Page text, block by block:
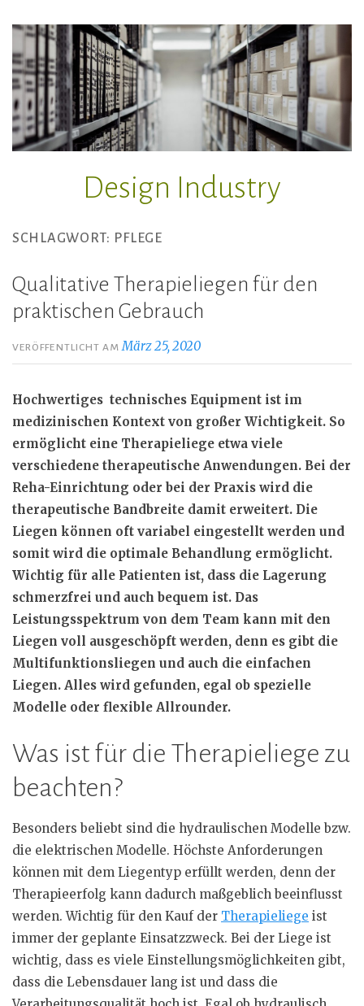
Zum
Inhalt
springen
Design Industry
SCHLAGWORT: PFLEGE
Qualitative Therapieliegen für den
praktischen Gebrauch
VERÖFFENTLICHT AMMärz 25, 2020
Hochwertiges technisches Equipment ist im
medizinischen Kontext von großer Wichtigkeit. So
ermöglicht eine Therapieliege etwa viele
verschiedene therapeutische Anwendungen. Bei der
Reha-Einrichtung oder bei der Praxis wird die
therapeutische Bandbreite damit erweitert. Die
Liegen können oft variabel eingestellt werden und
somit wird die optimale Behandlung ermöglicht.
Wichtig für alle Patienten ist, dass die Lagerung
schmerzfrei und auch bequem ist. Das
Leistungsspektrum von dem Team kann mit den
Liegen voll ausgeschöpft werden, denn es gibt die
Multifunktionsliegen und auch die einfachen
Liegen. Alles wird gefunden, egal ob spezielle
Modelle oder flexible Allrounder.
Was ist für die Therapieliege zu
beachten?
Besonders beliebt sind die hydraulischen Modelle bzw.
die elektrischen Modelle. Höchste Anforderungen
können mit dem Liegentyp erfüllt werden, denn der
Therapieerfolg kann dadurch maßgeblich beeinflusst
werden. Wichtig für den Kauf der Therapieliege ist
immer der geplante Einsatzzweck. Bei der Liege ist
wichtig, dass es viele Einstellungsmöglichkeiten gibt,
dass die Lebensdauer lang ist und dass die